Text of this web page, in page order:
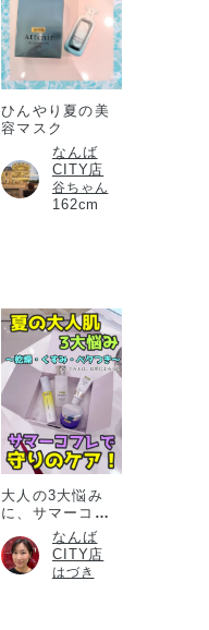
ひんやり夏の美
容マスク
なんば
CITY店
谷ちゃん
162cm
大人の3大悩み
に、サマーコフ
なんば
CITY店
はづき